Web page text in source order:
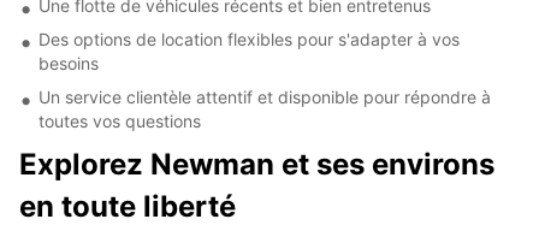
Une flotte de véhicules récents et bien entretenus
Des options de location flexibles pour s'adapter à vos
besoins
Un service clientèle attentif et disponible pour répondre à
toutes vos questions
Explorez Newman et ses environs
en toute liberté